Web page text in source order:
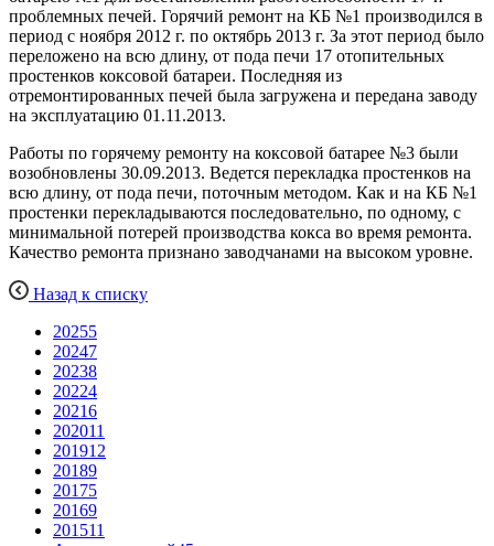
проблемных печей. Горячий ремонт на КБ №1 производился в
период с ноября 2012 г. по октябрь 2013 г. За этот период было
переложено на всю длину, от пода печи 17 отопительных
простенков коксовой батареи. Последняя из
отремонтированных печей была загружена и передана заводу
на эксплуатацию 01.11.2013.
Работы по горячему ремонту на коксовой батарее №3 были
возобновлены 30.09.2013. Ведется перекладка простенков на
всю длину, от пода печи, поточным методом. Как и на КБ №1
простенки перекладываются последовательно, по одному, с
минимальной потерей производства кокса во время ремонта.
Качество ремонта признано заводчанами на высоком уровне.
Назад к списку
20255
20247
20238
20224
20216
202011
201912
20189
20175
20169
201511